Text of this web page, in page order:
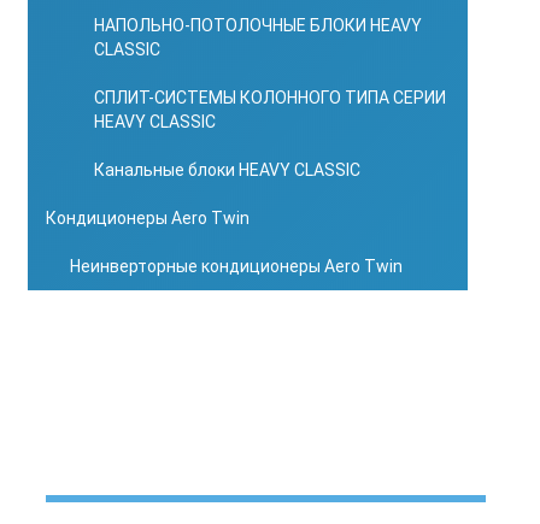
НАПОЛЬНО-ПОТОЛОЧНЫЕ БЛОКИ HEAVY
CLASSIC
СПЛИТ-СИСТЕМЫ КОЛОННОГО ТИПА СЕРИИ
HEAVY CLASSIC
Канальные блоки HEAVY CLASSIC
Кондиционеры Aero Twin
Неинверторные кондиционеры Aero Twin